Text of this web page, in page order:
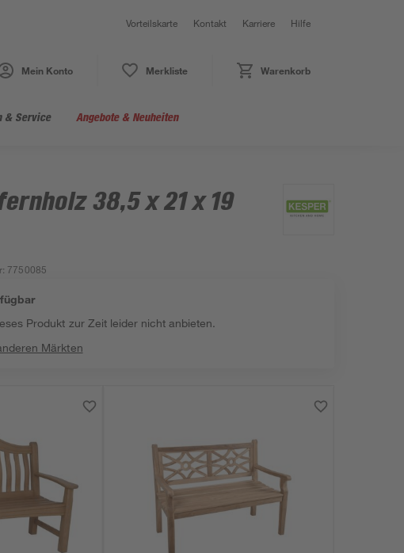
Vorteilskarte Kontakt Karriere Hilfe
Mein Konto Merkliste Warenkorb
& Service Angebote & Neuheiten
38,5 x 21 x 19
: 7750085
Produkt zur Zeit leider nicht anbieten.
Märkten